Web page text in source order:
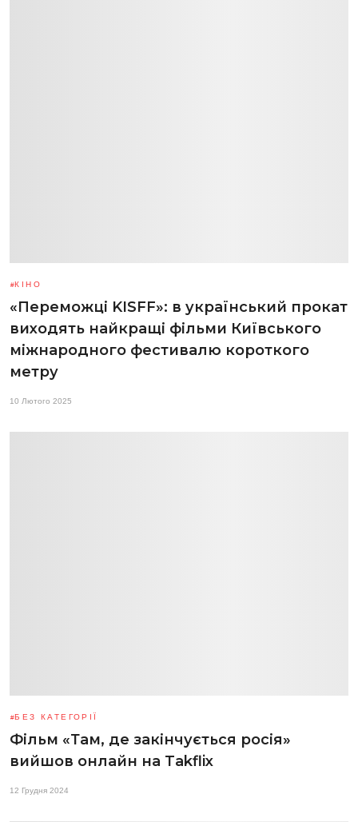
КІНО
«Переможці KISFF»: в український прокат
виходять найкращі фільми Київського
міжнародного фестивалю короткого
метру
10 Лютого 2025
БЕЗ КАТЕГОРІЇ
Фільм «Там, де закінчується росія»
вийшов онлайн на Takflix
12 Грудня 2024